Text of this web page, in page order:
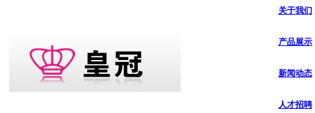
关于我们
产品展示
新闻动态
人才招聘